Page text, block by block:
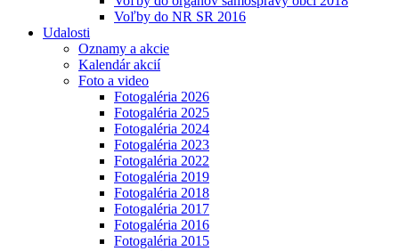
Voľby do NR SR 2016
Udalosti
Oznamy a akcie
Kalendár akcií
Foto a video
Fotogaléria 2026
Fotogaléria 2025
Fotogaléria 2024
Fotogaléria 2023
Fotogaléria 2022
Fotogaléria 2019
Fotogaléria 2018
Fotogaléria 2017
Fotogaléria 2016
Fotogaléria 2015